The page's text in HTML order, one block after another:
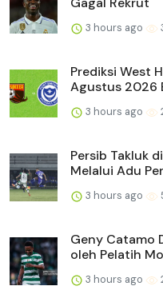
3 hours ago
Prediksi West
Agustus 2026
3 hours ago
Persib Takluk
Melalui Adu
3 hours ago
Geny Catamo
oleh Pelatih
3 hours ago